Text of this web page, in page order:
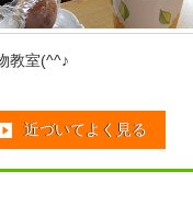
教室(^^♪
近づいてよく見る